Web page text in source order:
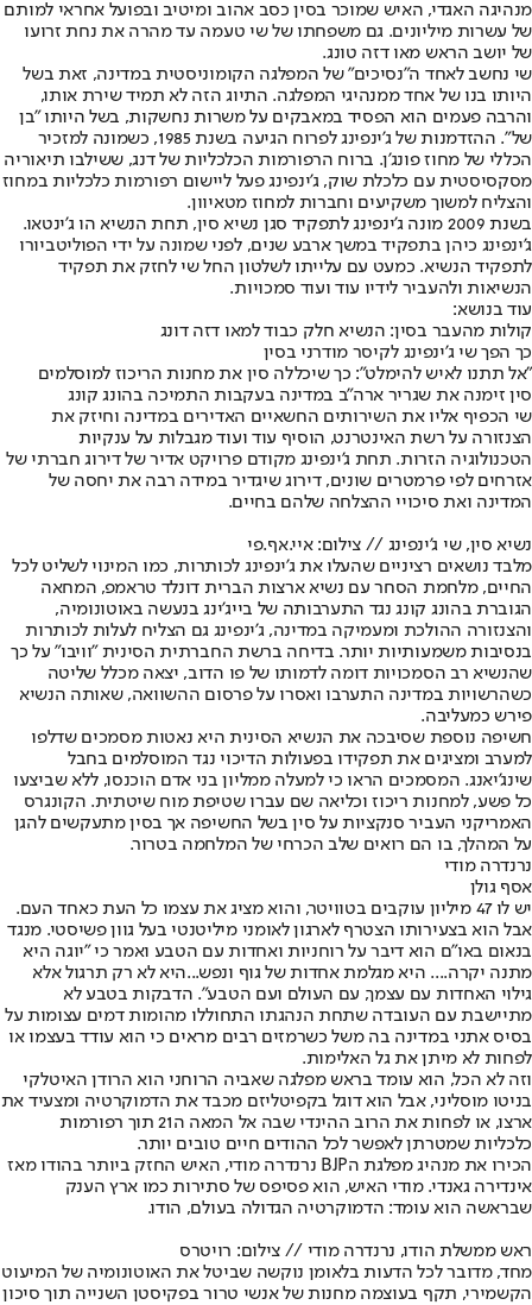
מנהיגה האגדי, האיש שמוכר בסין כסב אהוב ומיטיב ובפועל אחראי למותם
של עשרות מיליונים. גם משפחתו של שי טעמה עד מהרה את נחת זרועו
של יושב הראש מאו דזה טונג.
שי נחשב לאחד ה"נסיכים" של המפלגה הקומוניסטית במדינה, זאת בשל
היותו בנו של אחד ממנהיגי המפלגה. התיוג הזה לא תמיד שירת אותו,
והרבה פעמים הוא הפסיד במאבקים על משרות נחשקות, בשל היותו "בן
של". ההזדמנות של ג'ינפינג לפרוח הגיעה בשנת 1985, כשמונה למזכיר
הכללי של מחוז פונג'ן. ברוח הרפורמות הכלכליות של דנג, ששילבו תיאוריה
מסקסיסטית עם כלכלת שוק, ג'ינפינג פעל ליישום רפורמות כלכליות במחוז
והצליח למשוך משקיעים וחברות למחוז מטאיוון.
בשנת 2009 מונה ג'ינפינג לתפקיד סגן נשיא סין, תחת הנשיא הו ג'ינטאו.
ג'ינפינג כיהן בתפקיד במשך ארבע שנים, לפני שמונה על ידי הפוליטביורו
לתפקיד הנשיא. כמעט עם עלייתו לשלטון החל שי לחזק את תפקיד
הנשיאות ולהעביר לידיו עוד ועוד סמכויות.
עוד בנושא:
קולות מהעבר בסין: הנשיא חלק כבוד למאו דזה דונג
כך הפך שי ג'ינפינג לקיסר מודרני בסין
"אל תתנו לאיש להימלט": כך שיכללה סין את מחנות הריכוז למוסלמים
סין זימנה את שגריר ארה"ב במדינה בעקבות התמיכה בהונג קונג
שי הכפיף אליו את השירותים החשאיים האדירים במדינה וחיזק את
הצנזורה על רשת האינטרנט, הוסיף עוד ועוד מגבלות על ענקיות
הטכנולוגיה הזרות. תחת ג'ינפינג מקודם פרויקט אדיר של דירוג חברתי של
אזרחים לפי פרמטרים שונים, דירוג שיגדיר במידה רבה את יחסה של
המדינה ואת סיכויי ההצלחה שלהם בחיים.
נשיא סין, שי ג'ינפינג // צילום: איי.אף.פי
מלבד נושאים רציניים שהעלו את ג'ינפינג לכותרות, כמו המינוי לשליט לכל
החיים, מלחמת הסחר עם נשיא ארצות הברית דונלד טראמפ, המחאה
הגוברת בהונג קונג נגד התערבותה של בייג'ינג בנעשה באוטונומיה,
והצנזורה ההולכת ומעמיקה במדינה, ג'ינפינג גם הצליח לעלות לכותרות
בנסיבות משמעותיות יותר. בדיחה ברשת החברתית הסינית "וויבו" על כך
שהנשיא רב הסמכויות דומה לדמותו של פו הדוב, יצאה מכלל שליטה
כשהרשויות במדינה התערבו ואסרו על פרסום ההשוואה, שאותה הנשיא
פירש כמעליבה.
חשיפה נוספת שסיבכה את הנשיא הסינית היא נאטות מסמכים שדלפו
למערב ומציגים את תפקידו בפעולות הדיכוי נגד המוסלמים בחבל
שינג'יאנג. המסמכים הראו כי למעלה ממליון בני אדם הוכנסו, ללא שביצעו
כל פשע, למחנות ריכוז וכליאה שם עברו שטיפת מוח שיטתית. הקונגרס
האמריקני העביר סנקציות על סין בשל החשיפה אך בסין מתעקשים להגן
על המהלך, בו הם רואים שלב הכרחי של המלחמה בטרור.
נרנדרה מודי
אסף גולן
יש לו 47 מיליון עוקבים בטוויטר, והוא מציג את עצמו כל העת כאחד העם.
אבל הוא בצעירותו הצטרף לארגון לאומני מיליטנטי בעל גוון פשיסטי. מנגד
בנאום באו"ם הוא דיבר על רוחניות ואחדות עם הטבע ואמר כי "יוגה היא
מתנה יקרה.... היא מגלמת אחדות של גוף ונפש...היא לא רק תרגול אלא
גילוי האחדות עם עצמך, עם העולם ועם הטבע". הדבקות בטבע לא
מתיישבת עם העובדה שתחת הנהגתו התחוללו מהומות דמים עצומות על
בסיס אתני במדינה בה משל כשרמזים רבים מראים כי הוא עודד בעצמו או
לפחות לא מיתן את גל האלימות.
וזה לא הכל, הוא עומד בראש מפלגה שאביה הרוחני הוא הרודן האיטלקי
בניטו מוסליני, אבל הוא דוגל בקפיטליזם מכבד את הדמוקרטיה ומצעיד את
ארצו, או לפחות את הרוב ההינדי שבה אל המאה ה21 תוך רפורמות
כלכליות שמטרתן לאפשר לכל ההודים חיים טובים יותר.
הכירו את מנהיג מפלגת הBJP נרנדרה מודי, האיש החזק ביותר בהודו מאז
אינדירה גאנדי. מודי האיש, הוא פסיפס של סתירות כמו ארץ הענק
שבראשה הוא עומד: הדמוקרטיה הגדולה בעולם, הודו.
ראש ממשלת הודו, נרנדרה מודי // צילום: רויטרס
מחד, מדובר לכל הדעות בלאומן נוקשה שביטל את האוטונומיה של המיעוט
הקשמירי, תקף בעוצמה מחנות של אנשי טרור בפקיסטן השנייה תוך סיכון